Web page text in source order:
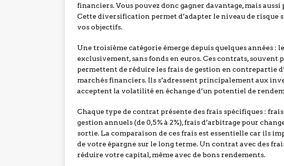
financiers. Vous pouvez donc gagner davantage, mais
Cette diversification permet d’adapter le niveau de risque
vos objectifs.
Une troisième catégorie émerge depuis quelques années :
exclusivement, sans fonds en euros. Ces contrats, souvent
permettent de réduire les frais de gestion en contrepartie
marchés financiers. Ils s’adressent principalement aux
acceptent la volatilité en échange d’un potentiel de
Chaque type de contrat présente des frais spécifiques : frais
gestion annuels (de 0,5% à 2%), frais d’arbitrage pour
sortie. La comparaison de ces frais est essentielle car ils
de votre épargne sur le long terme. Un contrat avec des
réduire votre capital, même avec de bons rendements.